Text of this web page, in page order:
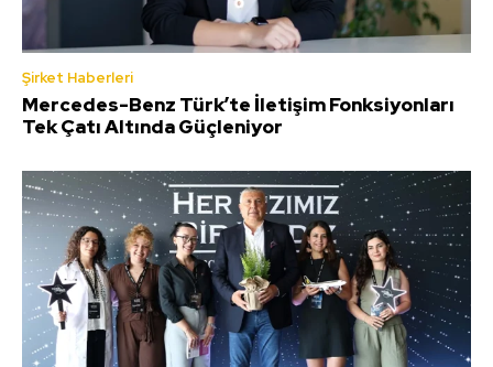
Şirket Haberleri
Mercedes-Benz Türk’te İletişim Fonksiyonları
Tek Çatı Altında Güçleniyor